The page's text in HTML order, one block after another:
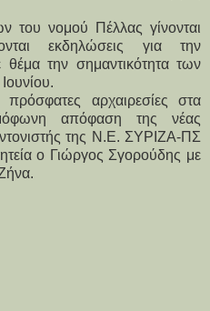
του νομού Πέλλας γίνονται
εκδηλώσεις για την
την σημαντικότητα των
αρχαιρεσίες στα
απόφαση της νέας
της Ν.Ε. ΣΥΡΙΖΑ-ΠΣ
ο Γιώργος Σγορούδης με